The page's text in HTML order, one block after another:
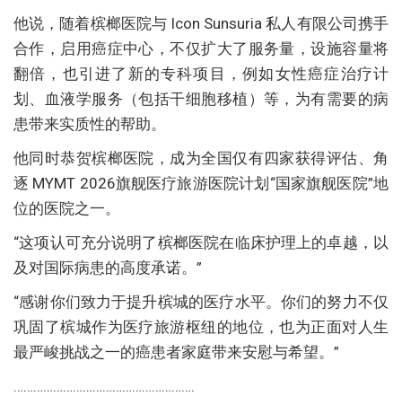
他说，随着槟榔医院与 Icon Sunsuria 私人有限公司携手
合作，启用癌症中心，不仅扩大了服务量，设施容量将
翻倍，也引进了新的专科项目，例如女性癌症治疗计
划、血液学服务（包括干细胞移植）等，为有需要的病
患带来实质性的帮助。
他同时恭贺槟榔医院，成为全国仅有四家获得评估、角
逐 MYMT 2026旗舰医疗旅游医院计划“国家旗舰医院”地
位的医院之一。
“这项认可充分说明了槟榔医院在临床护理上的卓越，以
及对国际病患的高度承诺。”
“感谢你们致力于提升槟城的医疗水平。你们的努力不仅
巩固了槟城作为医疗旅游枢纽的地位，也为正面对人生
最严峻挑战之一的癌患者家庭带来安慰与希望。”
……………………………………………….